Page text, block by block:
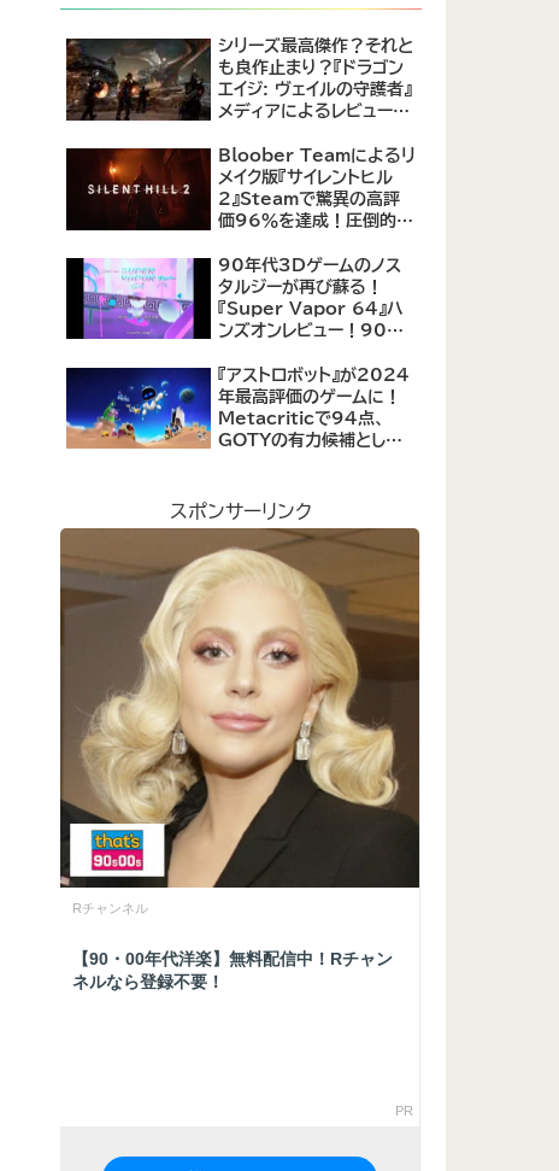
シリーズ最高傑作？それと
も良作止まり？『ドラゴン
エイジ: ヴェイルの守護者』
メディアによるレビューが
ラクター育成システムは好
評、戦闘システムは賛否あ
り
Bloober Teamによるリ
メイク版『サイレントヒル
2』Steamで驚異の高評
価96％を達成！圧倒的な
の復活
90年代3Dゲームのノス
タルジーが再び蘇る！
『Super Vapor 64』ハ
ンズオンレビュー！90年
再現したノスタルジックア
クション
『アストロボット』が2024
年最高評価のゲームに！
Metacriticで94点、
GOTYの有力候補として
スポンサーリンク